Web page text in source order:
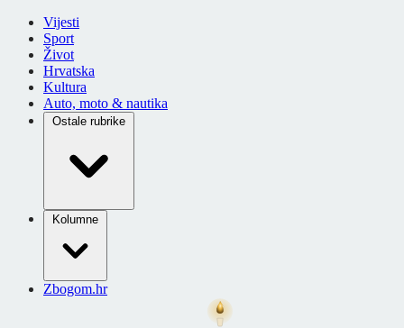
Vijesti
Sport
Život
Hrvatska
Kultura
Auto, moto & nautika
Ostale rubrike
Kolumne
Zbogom.hr